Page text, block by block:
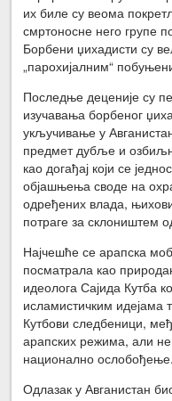
их биле су веома
смртоносне него групе
Борбени џихадисти су
„парохијалним“
Последње деценије су
изучавања борбеног
укључивање у
предмет дубље и
као догађај који се
објашњења своде на
одређених влада,
потраге за склоништем
Најчешће се арапска
посматрала као
идеолога Сајида Кутба
исламистичким идејама
Кутбови следбеници,
арапских режима, али
национално ослобођење.
Одлазак у Авганистан